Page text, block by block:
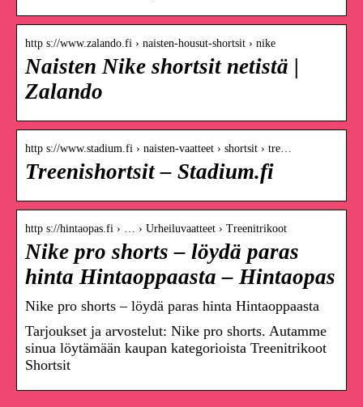
http s://www.zalando.fi › naisten-housut-shortsit › nike
Naisten Nike shortsit netistä |
Zalando
http s://www.stadium.fi › naisten-vaatteet › shortsit › tre…
Treenishortsit – Stadium.fi
http s://hintaopas.fi › … › Urheiluvaatteet › Treenitrikoot
Nike pro shorts – löydä paras
hinta Hintaoppaasta – Hintaopas
Nike pro shorts – löydä paras hinta Hintaoppaasta
Tarjoukset ja arvostelut: Nike pro shorts. Autamme
sinua löytämään kaupan kategorioista Treenitrikoot
Shortsit